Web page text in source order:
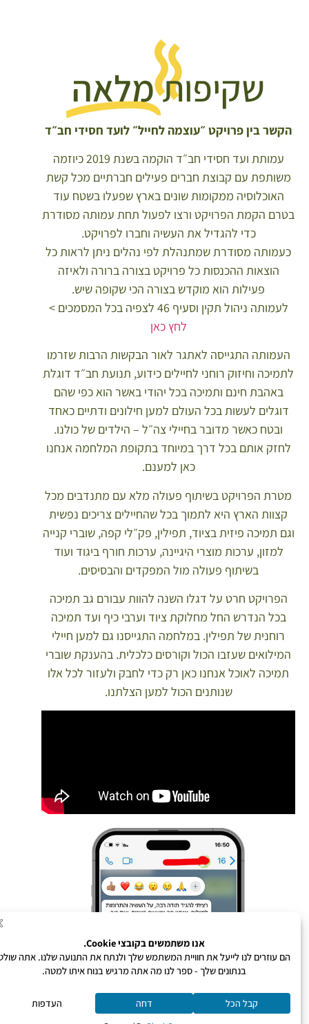
שקיפות מלאה
בין פרויקט ״עוצמה לחייל״ לועד חסידי חב״ד
עמותת ועד חסידי חב״ד הוקמה בשנת 2019 כיוזמה
עם קבוצת חברים פעילים חברתיים מכל קשת
האוכלוסיה ממקומות שונים בארץ שפעלו בשטח עוד
הקמת הפרויקט ורצו לפעול תחת עמותה מסודרת
כדי להגדיל את העשיה וחברו לפרויקט.
מסודרת שמתנהלת לפי נהלים ניתן לראות כל
הוצאות ההכנסות כל פרויקט בצורה ברורה ולאיזה
פעילות הוא מוקדש בצורה הכי שקופה שיש.
לעמותה ניהול תקין וסעיף 46 לצפיה בכל המסמכים >
לחץ כאן
התגייסה לאתגר לאור הבקשות הרבות שזרמו
וחיזוק רוחני לחיילים כידוע, תנועת חב״ד דוגלת
באהבת חינם ותמיכה בכל יהודי באשר הוא כפי שהם
דוגלים לעשות בכל העולם למען חילונים ודתיים כאחד
ובטח כאשר מדובר בחיילי צה״ל – הילדים של כולנו.
אותם בכל דרך במיוחד בתקופת המלחמה אנחנו
כאן למענם.
הפרויקט בשיתוף פעולה מלא עם מתנדבים מכל
קצוות הארץ היא לתמוך בכל שהחיילים צריכים נפשית
תמיכה פיזית בציוד, תפילין, פק״לי קפה, שוברי קנייה
למזון, ערכות מוצרי היגיינה, ערכות חורף ביגוד ועוד
בשיתוף פעולה מול המפקדים והבסיסים.
הפרויקט חרט על דגלו השנה להוות עבורם גב תמיכה
בכל הנדרש החל מחלוקת ציוד וערבי כיף ועד תמיכה
רוחנית של תפילין. במלחמה התגייסנו גם למען חיילי
שעזבו הכול וקורסים כלכלית. בהענקת שוברי
תמיכה לאוכל אנחנו כאן רק כדי לחבק ולעזור לכל אלו
שנותנים הכול למען הצלתנו.